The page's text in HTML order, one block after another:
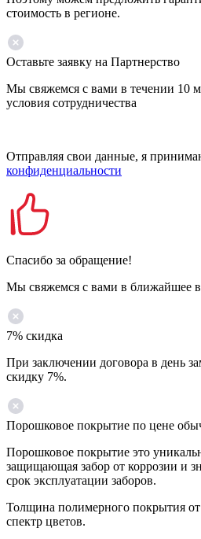
стоимость в регионе.
Оставьте заявку на Партнерство
Мы свяжемся с вами в течении 10
условия сотрудничества
Отправляя свои данные, я
конфиденциальности
Спасибо за обращение!
Мы свяжемся с вами в ближайшее
7% скидка
При заключении договора в день
скидку 7%.
Порошковое покрытие по цене
Порошковое покрытие это
защищающая забор от коррозии и
срок эксплуатации заборов.
Толщина полимерного покрытия
спектр цветов.